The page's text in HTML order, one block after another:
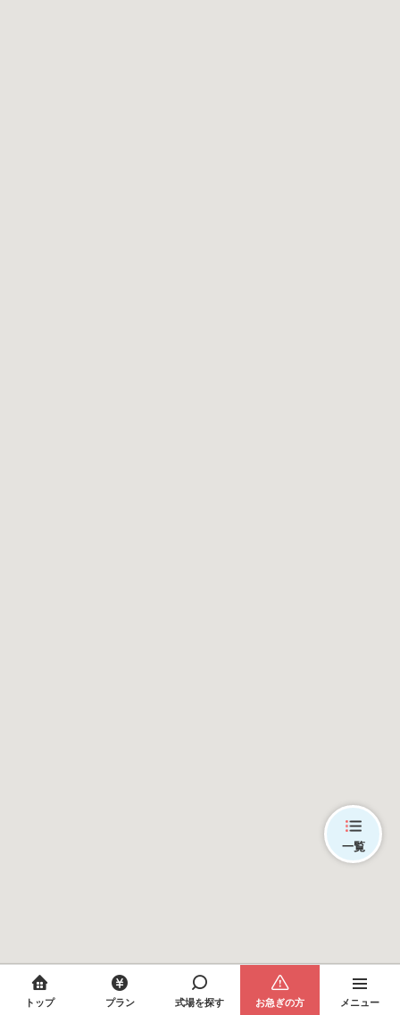
一覧
トップ プラン 式場を探す お急ぎの方 メニュー